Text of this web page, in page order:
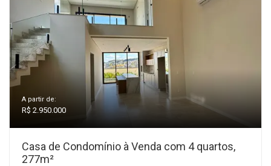
A partir de:
R$ 2.950.000
Casa de Condomínio à Venda com 4 quartos,
277m²